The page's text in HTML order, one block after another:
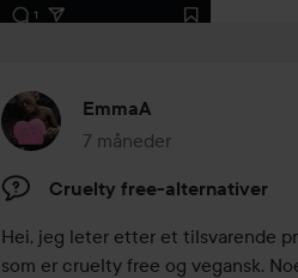
EmmaA
7 måneder
Innlegget ble opprettet 7
Cruelty free-alternativer
Hei, jeg leter etter et tilsvarende
som er cruelty free og vegansk.